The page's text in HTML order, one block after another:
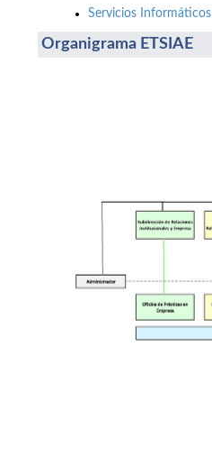
Servicios Informáticos
Organigrama ETSIAE